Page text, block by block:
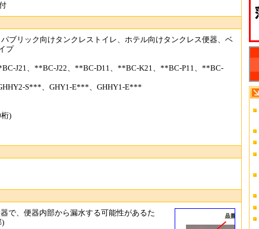
ブリック向けタンクレストイレ、ホテル向けタンクレス便器、ベ
プ
J21、**BC-J22、**BC-D11、**BC-K21、**BC-P11、**BC-
S***、GHY1-E***、GHHY1-E***
)
で、便器内部から漏水する可能性があるた
)